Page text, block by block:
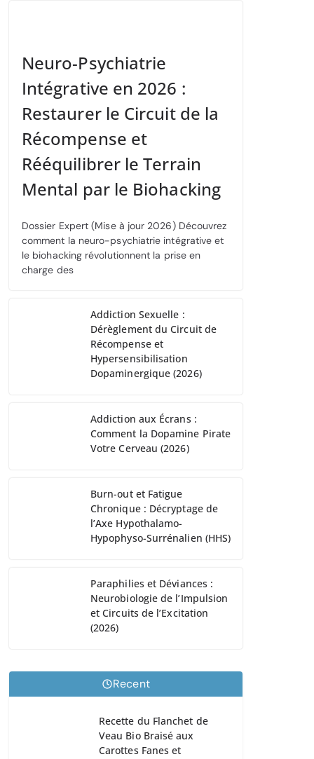
Neuro-Psychiatrie
Intégrative en 2026 :
Restaurer le Circuit de la
Récompense et
Rééquilibrer le Terrain
Mental par le Biohacking
Dossier Expert (Mise à jour 2026) Découvrez
comment la neuro-psychiatrie intégrative et
le biohacking révolutionnent la prise en
charge des
Addiction Sexuelle :
Dérèglement du Circuit de
Récompense et
Hypersensibilisation
Dopaminergique (2026)
Addiction aux Écrans :
Comment la Dopamine Pirate
Votre Cerveau (2026)
Burn-out et Fatigue
Chronique : Décryptage de
l’Axe Hypothalamo-
Hypophyso-Surrénalien (HHS)
Paraphilies et Déviances :
Neurobiologie de l’Impulsion
et Circuits de l’Excitation
(2026)
Recent
Recette du Flanchet de
Veau Bio Braisé aux
Carottes Fanes et